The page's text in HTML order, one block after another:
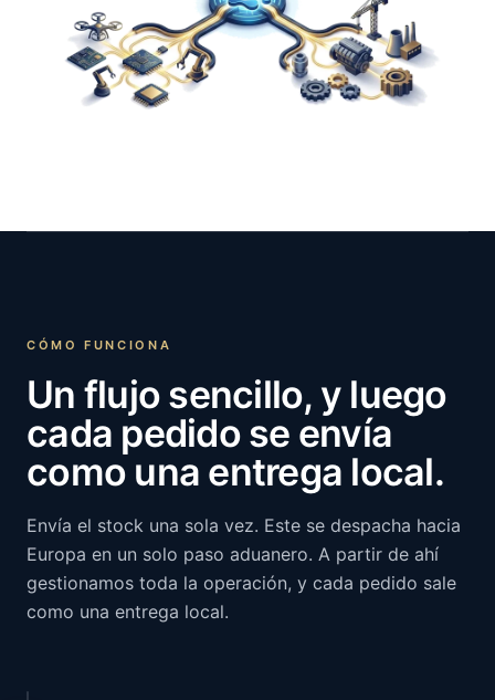
CÓMO FUNCIONA
Un flujo sencillo, y luego
cada pedido se envía
como una entrega local.
Envía el stock una sola vez. Este se despacha hacia
Europa en un solo paso aduanero. A partir de ahí
gestionamos toda la operación, y cada pedido sale
como una entrega local.